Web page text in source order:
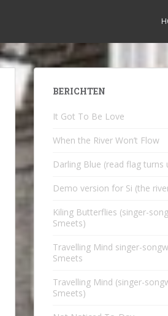
BERICHTEN
It Got To Be Love
When the River Won’t Flow
Darling Blue (read flag turns
Demo version for Si (the
Kiling Butterflies (singer-
Smeets)
Travelling Mind singer-
Smeets
Travelling Mind (singer-
Smeets)